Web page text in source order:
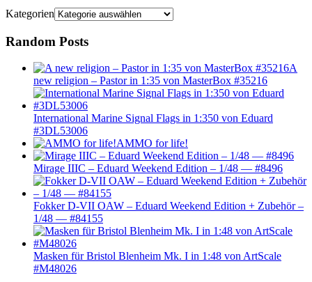
Kategorien
Random Posts
A
new religion – Pastor in 1:35 von MasterBox #35216
International Marine Signal Flags in 1:350 von Eduard
#3DL53006
AMMO for life!
Mirage IIIC – Eduard Weekend Edition – 1/48 — #8496
Fokker D-VII OAW – Eduard Weekend Edition + Zubehör –
1/48 — #84155
Masken für Bristol Blenheim Mk. I in 1:48 von ArtScale
#M48026